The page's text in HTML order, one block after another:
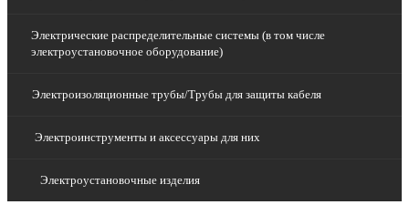
Электрические распределительные системы (в том числе
электроустановочное оборудование)
Электроизоляционные трубы/Трубы для защиты кабеля
Электроинструменты и аксессуары для них
Электроустановочные изделия